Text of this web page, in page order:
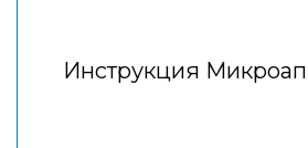
Инструкция